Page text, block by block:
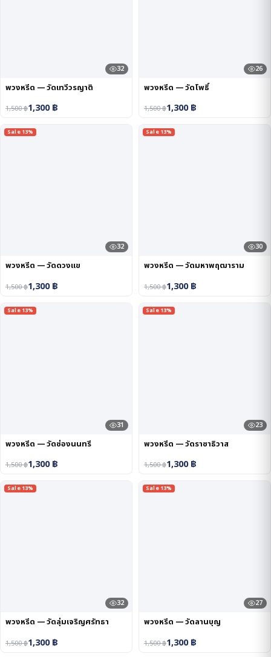
32
พวงหรีด — วัดเทวีวรญาติ
1,500฿1,300฿
26
พวงหรีด — วัดโพธิ์
1,500฿1,300฿
Sale 13%
32
พวงหรีด — วัดดวงแข
1,500฿1,300฿
Sale 13%
30
พวงหรีด — วัดมหาพฤฒาราม
1,500฿1,300฿
Sale 13%
31
พวงหรีด — วัดช่องนนทรี
1,500฿1,300฿
Sale 13%
23
พวงหรีด — วัดราชาธิวาส
1,500฿1,300฿
Sale 13%
32
พวงหรีด — วัดลุ่มเจริญศรัทธา
1,500฿1,300฿
Sale 13%
27
พวงหรีด — วัดลานบุญ
1,500฿1,300฿